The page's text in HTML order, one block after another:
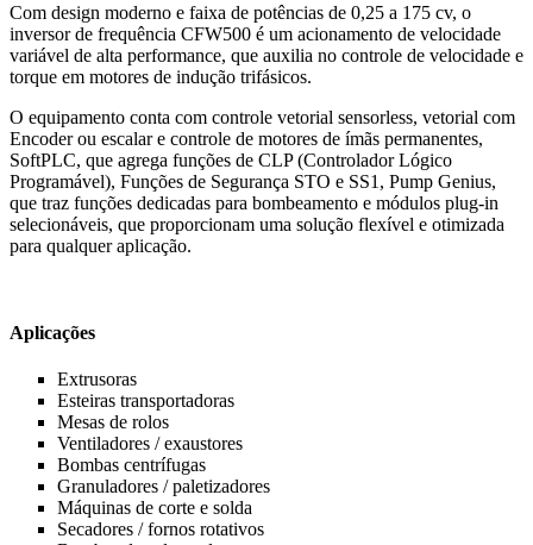
Com design moderno e faixa de potências de 0,25 a 175 cv, o
inversor de frequência CFW500 é um acionamento de velocidade
variável de alta performance, que auxilia no controle de velocidade e
torque em motores de indução trifásicos.
O equipamento conta com controle vetorial sensorless, vetorial com
Encoder ou escalar e controle de motores de ímãs permanentes,
SoftPLC, que agrega funções de CLP (Controlador Lógico
Programável), Funções de Segurança STO e SS1, Pump Genius,
que traz funções dedicadas para bombeamento e módulos plug-in
selecionáveis, que proporcionam uma solução flexível e otimizada
para qualquer aplicação.
Aplicações
Extrusoras
Esteiras transportadoras
Mesas de rolos
Ventiladores / exaustores
Bombas centrífugas
Granuladores / paletizadores
Máquinas de corte e solda
Secadores / fornos rotativos